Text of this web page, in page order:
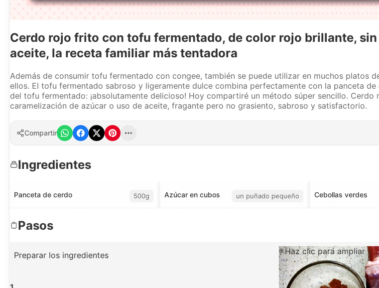
Cerdo rojo frito con tofu fermentado, de color rojo brillante,
aceite, la receta familiar más tentadora
Además de consumir tofu fermentado con congee, también se puede utilizar en muchos
ellos. El tofu fermentado sabroso y ligeramente dulce combina perfectamente con la panceta
del tofu fermentado: ¡absolutamente delicioso! Hoy compartiré un método súper sencillo.
caramelización de azúcar o uso de aceite, fragante pero no grasiento, sabroso y satisfactorio.
Compartir
Ingredientes
Panceta de cerdo 500g Azúcar en cubos un puñado pequeño Cebollas verdes
Pasos
Preparar los ingredientes Haz clic para ampliar